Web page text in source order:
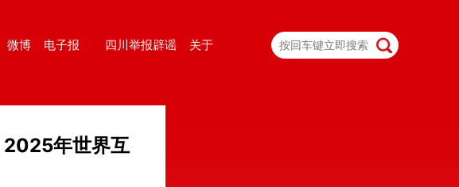
微博 电子报 四川举报辟谣 关于
2025年世界互